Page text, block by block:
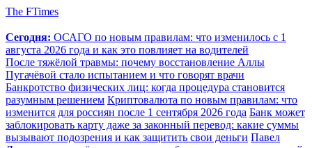
The FTimes
Сегодня: ОСАГО по новым правилам: что изменилось с 1
августа 2026 года и как это повлияет на водителей
После тяжёлой травмы: почему восстановление Аллы
Пугачёвой стало испытанием и что говорят врачи
Банкротство физических лиц: когда процедура становится
разумным решением Криптовалюта по новым правилам: что
изменится для россиян после 1 сентября 2026 года Банк может
заблокировать карту даже за законный перевод: какие суммы
вызывают подозрения и как защитить свои деньги Павел